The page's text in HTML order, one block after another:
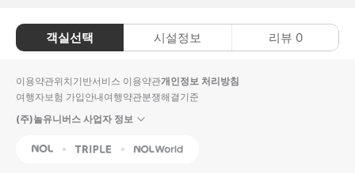
객실선택 시설정보 리뷰 0
이용약관위치기반서비스 이용약관개인정보 처리방침
여행자보험 가입안내여행약관분쟁해결기준
(주)놀유니버스 사업자 정보
NOL Triple Interpark Global